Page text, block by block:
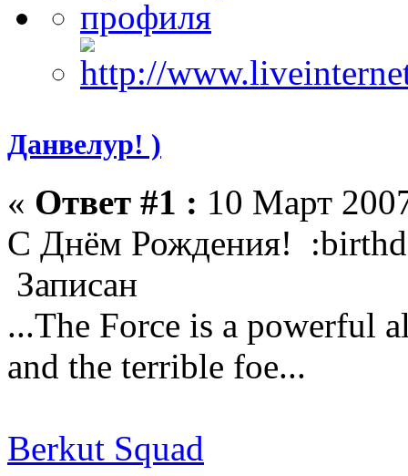
Данвелур! )
« Ответ #1 : 10 Март
С Днём Рождения!
Записан
...The Force is a powerful
and the terrible foe...
Berkut Squad